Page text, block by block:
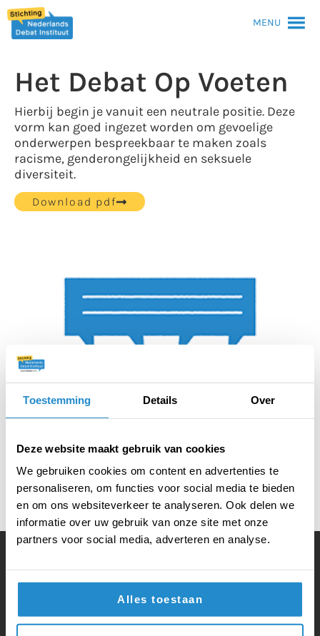
Toestemming Details Over
Deze website maakt gebruik van cookies
We gebruiken cookies om content en advertenties te
personaliseren, om functies voor social media te bieden
en om ons websiteverkeer te analyseren. Ook delen we
informatie over uw gebruik van onze site met onze
partners voor social media, adverteren en analyse.
Alles toestaan
MENU
Het Debat Op Voeten
Hierbij begin je vanuit een neutrale positie. Deze
vorm kan goed ingezet worden om gevoelige
onderwerpen bespreekbaar te maken zoals
racisme, genderongelijkheid en seksuele
diversiteit.
Download pdf
Volg ook onze social media: